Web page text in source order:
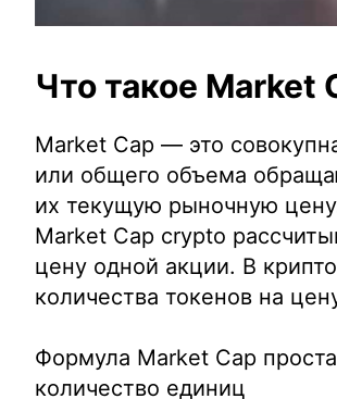
Что такое Market
Market Cap — это
или общего объема
их текущую рыночную
Market Cap crypto
цену одной акции. В
количества токенов на
Формула Market Cap
количество единиц